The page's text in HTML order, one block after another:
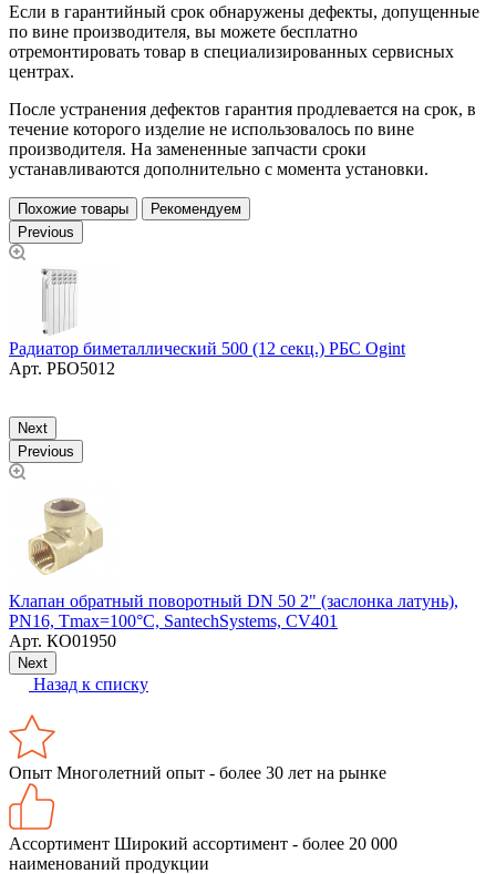
Если в гарантийный срок обнаружены дефекты, допущенные
по вине производителя, вы можете бесплатно
отремонтировать товар в специализированных сервисных
центрах.
После устранения дефектов гарантия продлевается на срок, в
течение которого изделие не использовалось по вине
производителя. На замененные запчасти сроки
устанавливаются дополнительно с момента установки.
Похожие товары
Рекомендуем
Previous
Радиатор биметаллический 500 (12 секц.) РБС Ogint
Арт. РБО5012
Next
Previous
Клапан обратный поворотный DN 50 2" (заслонка латунь),
PN16, Тmax=100°С, SantechSystems, CV401
Арт. КО01950
Next
Назад к списку
Опыт Многолетний опыт - более 30 лет на рынке
Ассортимент Широкий ассортимент - более 20 000
наименований продукции